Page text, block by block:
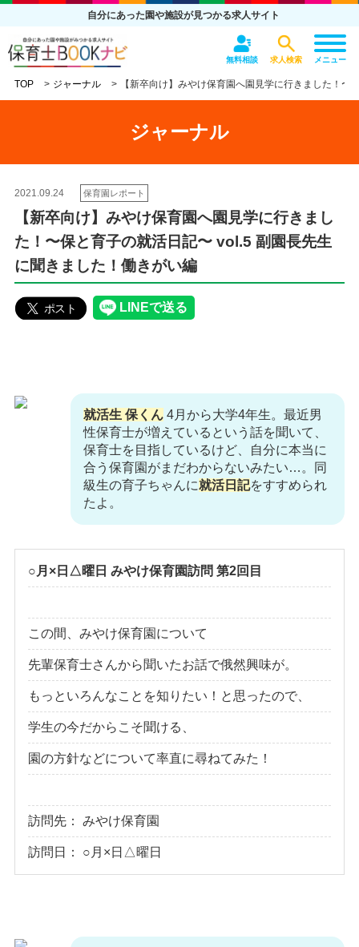
自分にあった園や施設が見つかる求人サイト
無料相談 求人検索 メニュー
TOP ジャーナル 【新卒向け】みやけ保育園へ園見学に行きました！
ジャーナル
2021.09.24 保育園レポート
【新卒向け】みやけ保育園へ園見学に行きまし
た！〜保と育子の就活日記〜 vol.5 副園長先生
に聞きました！働きがい編
就活生 保くん4月から大学4年生。最近男
性保育士が増えているという話を聞いて、
保育士を目指しているけど、自分に本当に
合う保育園がまだわからないみたい…。同
級生の育子ちゃんに就活日記をすすめられ
たよ。
○月×日△曜日 みやけ保育園訪問 第2回目
この間、みやけ保育園について
先輩保育士さんから聞いたお話で俄然興味が。
もっといろんなことを知りたい！と思ったので、
学生の今だからこそ聞ける、
園の方針などについて率直に尋ねてみた！
訪問先： みやけ保育園
訪問日： ○月×日△曜日